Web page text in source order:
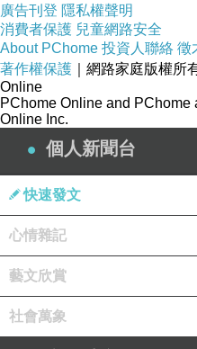
提升回購率
增加客單價
強化顧客黏著度
重點：會員不是制度，
二、用AI提升每一
Experience）
1.個人化推薦（ AI
APP開啟即顯示「專屬
根據歷史訂單自動排序
新品優先推給「可能喜
例：常點拿鐵
推「
廣告刊登 隱私權聲明
消費者保護 兒童網路安全
About PChome 投資人聯絡 徵
著作權保護 ｜網路家庭版權所
Online
PChome Online and PChome
Online Inc.
個人新聞台
快速發文
心情雜記
藝文欣賞
社會萬象